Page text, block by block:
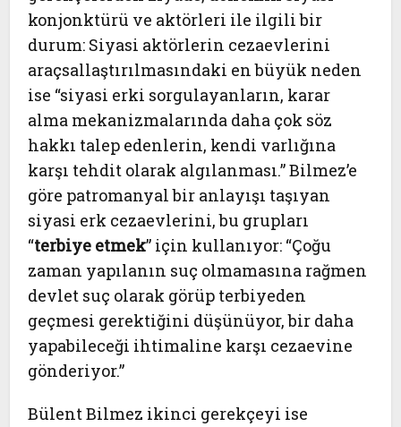
konjonktürü ve aktörleri ile ilgili bir
durum: Siyasi aktörlerin cezaevlerini
araçsallaştırılmasındaki en büyük neden
ise “siyasi erki sorgulayanların, karar
alma mekanizmalarında daha çok söz
hakkı talep edenlerin, kendi varlığına
karşı tehdit olarak algılanması.” Bilmez’e
göre patromanyal bir anlayışı taşıyan
siyasi erk cezaevlerini, bu grupları
“terbiye etmek” için kullanıyor: “Çoğu
zaman yapılanın suç olmamasına rağmen
devlet suç olarak görüp terbiyeden
geçmesi gerektiğini düşünüyor, bir daha
yapabileceği ihtimaline karşı cezaevine
gönderiyor.”
Bülent Bilmez ikinci gerekçeyi ise